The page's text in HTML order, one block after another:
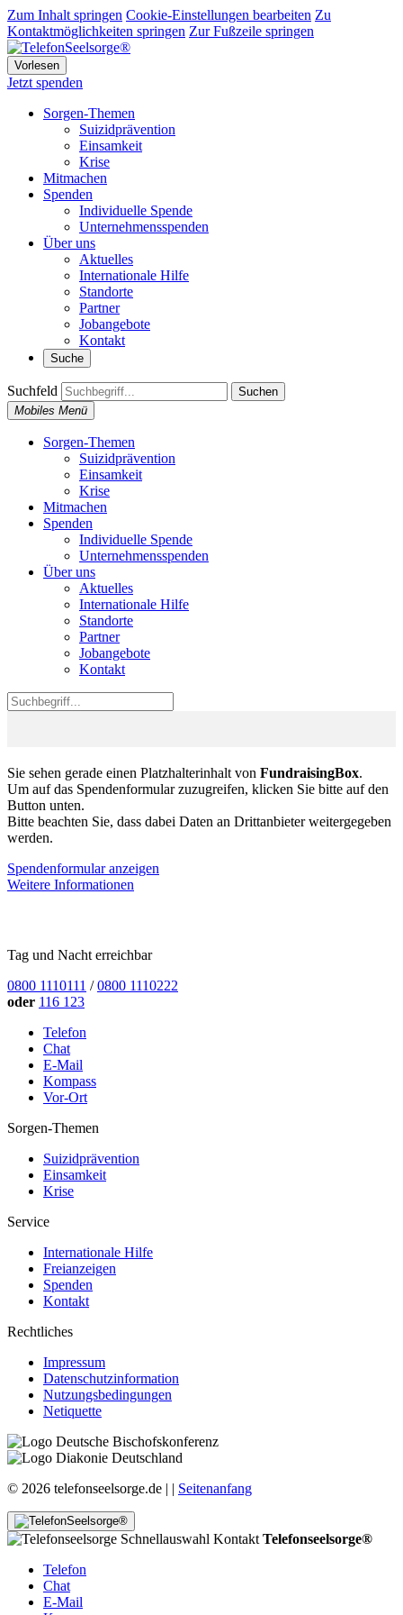
Zum Inhalt springen Cookie-Einstellungen bearbeiten Zu
Kontaktmöglichkeiten springen Zur Fußzeile springen
Vorlesen
Jetzt spenden
Sorgen-Themen
Suizidprävention
Einsamkeit
Krise
Mitmachen
Spenden
Individuelle Spende
Unternehmensspenden
Über uns
Aktuelles
Internationale Hilfe
Standorte
Partner
Jobangebote
Kontakt
Suche
Suchfeld
Suchen
Mobiles Menü
Sorgen-Themen
Suizidprävention
Einsamkeit
Krise
Mitmachen
Spenden
Individuelle Spende
Unternehmensspenden
Über uns
Aktuelles
Internationale Hilfe
Standorte
Partner
Jobangebote
Kontakt
Sie sehen gerade einen Platzhalterinhalt von FundraisingBox.
Um auf das Spendenformular zuzugreifen, klicken Sie bitte auf den
Button unten.
Bitte beachten Sie, dass dabei Daten an Drittanbieter weitergegeben
werden.
Spendenformular anzeigen
Weitere Informationen
Tag und Nacht erreichbar
0800 1110111 /0800 1110222
oder 116 123
Telefon
Chat
E-Mail
Kompass
Vor-Ort
Sorgen-Themen
Suizidprävention
Einsamkeit
Krise
Service
Internationale Hilfe
Freianzeigen
Spenden
Kontakt
Rechtliches
Impressum
Datenschutzinformation
Nutzungsbedingungen
Netiquette
© 2026 telefonseelsorge.de | | Seitenanfang
Telefonseelsorge®
Telefon
Chat
E-Mail